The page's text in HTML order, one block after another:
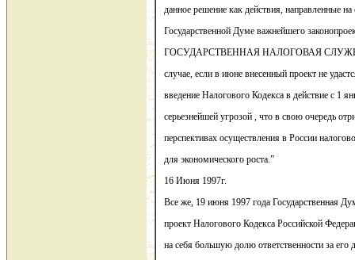
данное решение как действия, направленные
Государственной Думе важнейшего
ГОСУДАРСТВЕННАЯ НАЛОГОВАЯ СЛУЖБА
случае, если в июне внесенный проект не
введение Налогового Кодекса в действие с 1
серьезнейшей угрозой , что в свою очередь
перспективах осуществления в России
для экономического роста.”
16 Июня 1997г.
Все же, 19 июня 1997 года Государственная
проект Налогового Кодекса Российской
на себя большую долю ответственности за его